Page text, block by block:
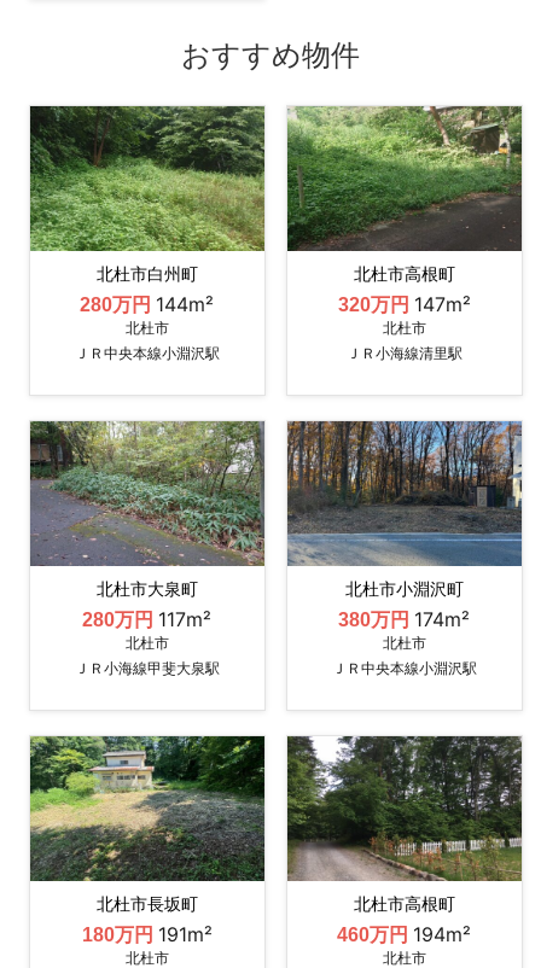
おすすめ物件
北杜市白州町
280万円 144m²
北杜市
ＪＲ中央本線小淵沢駅
北杜市高根町
320万円 147m²
北杜市
ＪＲ小海線清里駅
北杜市大泉町
280万円 117m²
北杜市
ＪＲ小海線甲斐大泉駅
北杜市小淵沢町
380万円 174m²
北杜市
ＪＲ中央本線小淵沢駅
北杜市長坂町
180万円 191m²
北杜市
北杜市高根町
460万円 194m²
北杜市